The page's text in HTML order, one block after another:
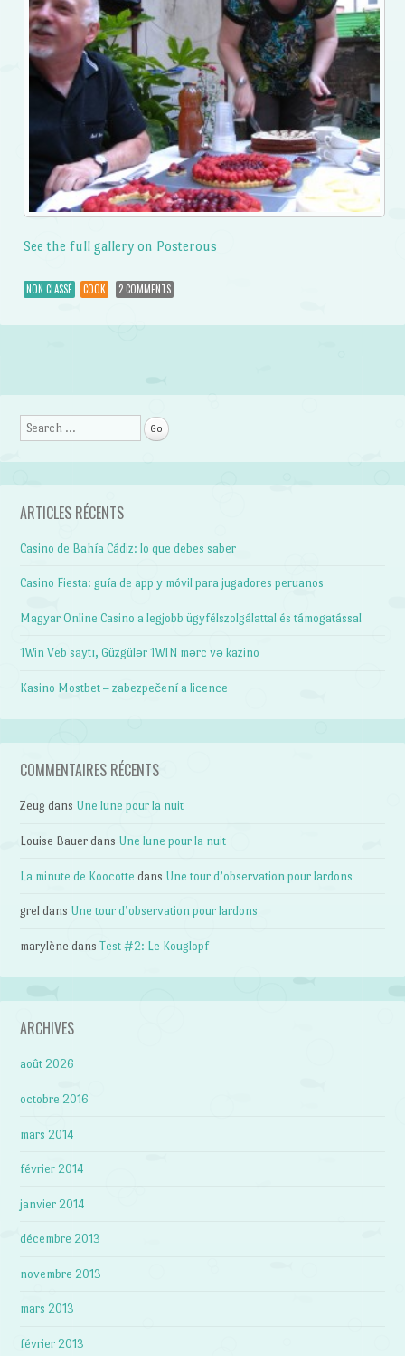
See the full gallery on Posterous
NON CLASSÉ COOK 2 COMMENTS
Post navigation
Search
ARTICLES RÉCENTS
Casino de Bahía Cádiz: lo que debes saber
Casino Fiesta: guía de app y móvil para jugadores peruanos
Magyar Online Casino a legjobb ügyfélszolgálattal és támogatással
1Win Veb saytı, Güzgülər 1WIN mərc və kazino
Kasino Mostbet – zabezpečení a licence
COMMENTAIRES RÉCENTS
Zeug dans Une lune pour la nuit
Louise Bauer dans Une lune pour la nuit
La minute de Koocotte dans Une tour d’observation pour lardons
grel dans Une tour d’observation pour lardons
marylène dansTest #2: Le Kouglopf
ARCHIVES
août 2026
octobre 2016
mars 2014
février 2014
janvier 2014
décembre 2013
novembre 2013
mars 2013
février 2013